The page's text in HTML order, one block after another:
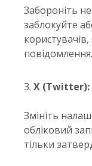
Забороніть
заблокуйте
повідомлення.
X (Twitter):
Змініть
обліковий
тільки